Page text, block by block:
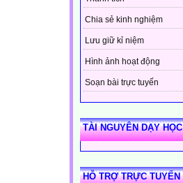
Chia sẻ kinh nghiệm
Lưu giữ kỉ niệm
Hình ảnh hoạt động
Soạn bài trực tuyến
TÀI NGUYÊN DẠY HỌC
HỖ TRỢ TRỰC TUYẾN